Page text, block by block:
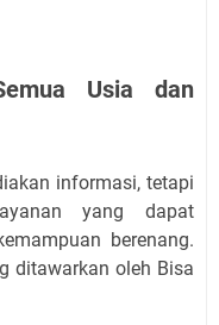
Usia dan
informasi, tetapi
yang dapat
berenang.
ditawarkan oleh Bisa